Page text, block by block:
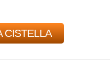
CISTELLA